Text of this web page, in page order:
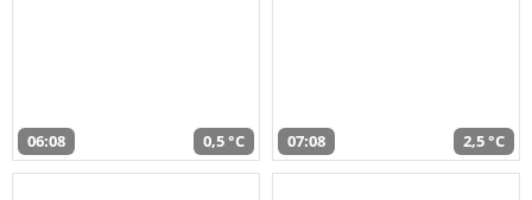
06:08 0,5 °C 07:08 2,5 °C